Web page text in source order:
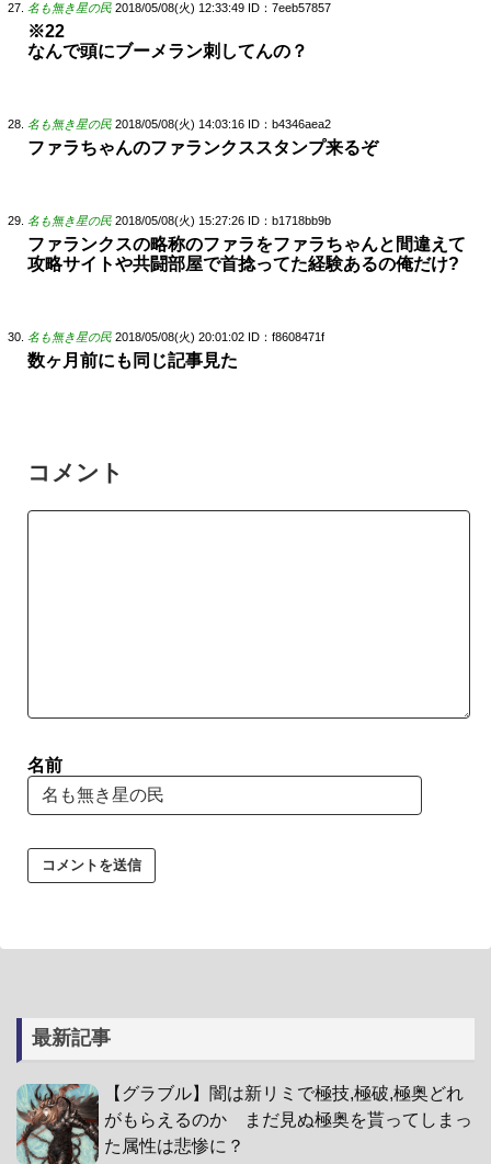
名も無き星の民 2018/05/08(火) 12:33:49 ID：7eeb57857
※22
なんで頭にブーメラン刺してんの？
名も無き星の民 2018/05/08(火) 14:03:16 ID：b4346aea2
ファラちゃんのファランクススタンプ来るぞ
名も無き星の民 2018/05/08(火) 15:27:26 ID：b1718bb9b
ファランクスの略称のファラをファラちゃんと間違えて
攻略サイトや共闘部屋で首捻ってた経験あるの俺だけ?
名も無き星の民 2018/05/08(火) 20:01:02 ID：f8608471f
数ヶ月前にも同じ記事見た
コメント
名前
最新記事
【グラブル】闇は新リミで極技,極破,極奥どれ
がもらえるのか まだ見ぬ極奥を貰ってしまっ
た属性は悲惨に？